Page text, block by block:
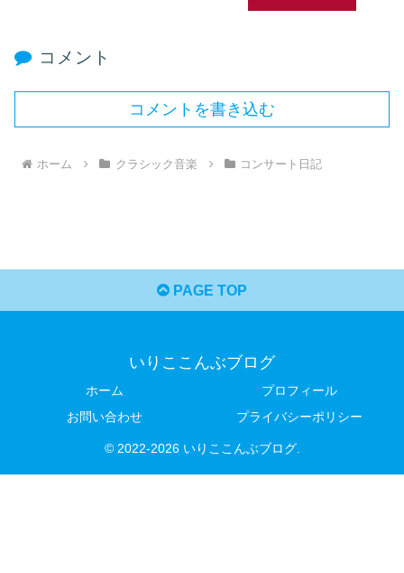
コメント
コメントを書き込む
ホーム クラシック音楽 コンサート日記
PAGE TOP
いりここんぶブログ
ホーム
プロフィール
お問い合わせ
プライバシーポリシー
© 2022-2026 いりここんぶブログ.